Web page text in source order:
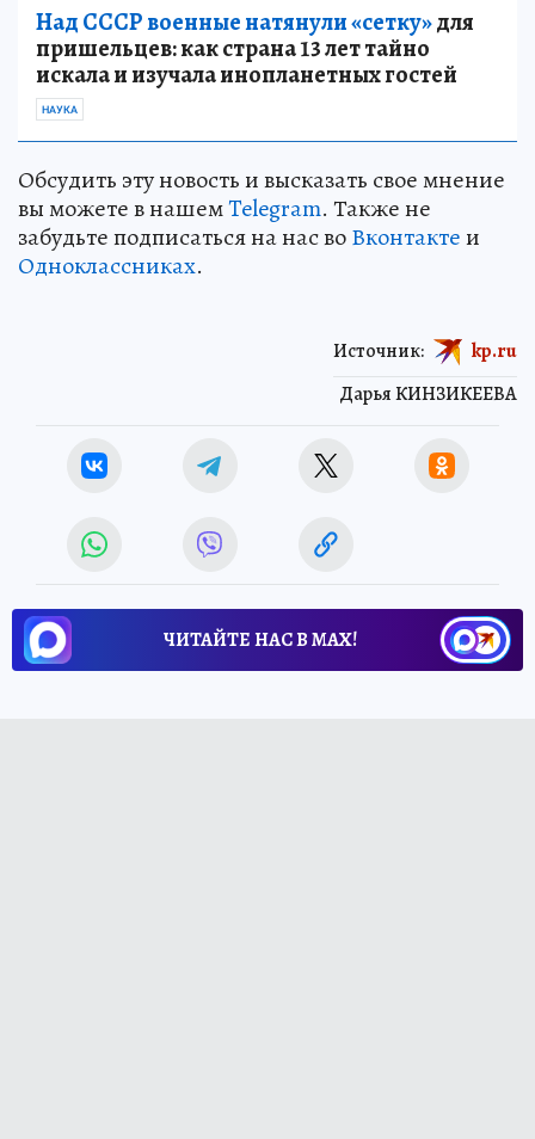
Над СССР военные натянули «сетку»для
пришельцев: как страна 13 лет тайно
искала и изучала инопланетных гостей
НАУКА
Обсудить эту новость и высказать свое мнение
вы можете в нашемTelegram. Также не
забудьте подписаться на нас воВконтактеи
Одноклассниках.
Дарья КИНЗИКЕЕВА
Источник: kp.ru
ЧИТАЙТЕ НАС В МАХ!